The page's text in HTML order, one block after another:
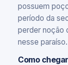
possuem
período da
perder noção
nesse paraíso.
Como chegar